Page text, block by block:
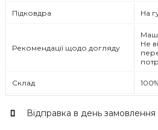
Підковдра На
Рекомендації щодо догляду
Не
Склад
Відправка в день замовлення